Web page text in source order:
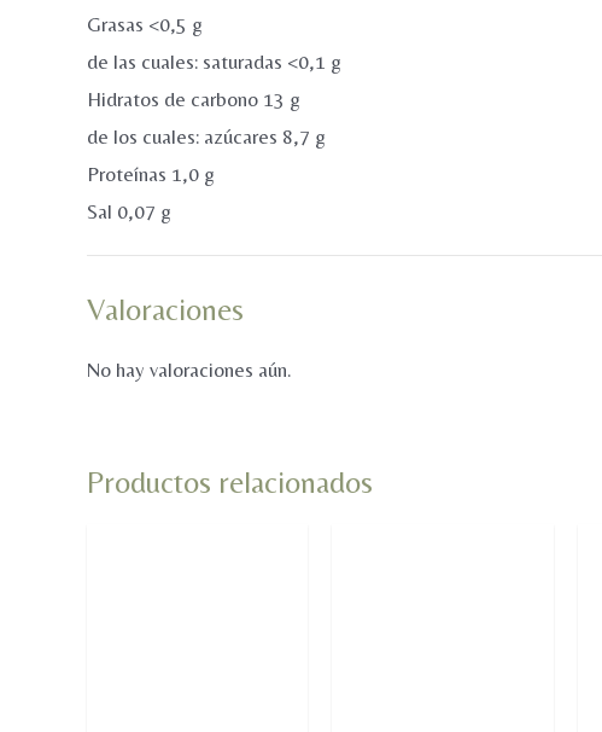
Grasas <0,5 g
de las cuales: saturadas <0,1 g
Hidratos de carbono 13 g
de los cuales: azúcares 8,7 g
Proteínas 1,0 g
Sal 0,07 g
Valoraciones
No hay valoraciones aún.
Productos relacionados